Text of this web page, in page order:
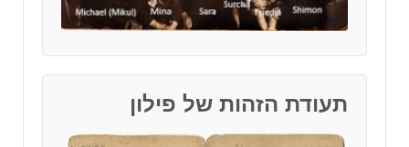
תעודת הזהות של פילון